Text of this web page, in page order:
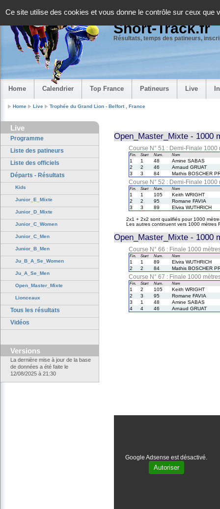
Ce site utilise des cookies et vous donne le contrôle sur ceux que
Short-Track.fr
Résultats, temps des patineurs,
Home Calendrier Top France Patineurs Live
Home Live Trophée du Grand Lion - Belfort , France
Live
Programme
Liste des patineurs
Liste des officiels
Départs - Résultats
Kids
Junior_E_Mixte
Junior_D_Mixte
Junior_C_Women
Junior_C_Men
Junior_B_Men
Ju_B_A_Se_Women
Ju_A_Se_Men
Open_Master_Mixte
Lionceaux
Tous les résultats
Vidéos
Versions
La dernière mise à jour de la base
de données a été faite le
12/08/2025 à 21:30
Open_Master_Mixte - 1000
Course N° 51 : Demi-Finale
Fin. Start Num. Nom
1 1 48
Amine SABAS
2
2 46
Arnaud GRUAT
3
3 84 Mathis BOSCHER
Course N° 52 : Demi-Finale
Fin. Start Num. Nom
1 1 105
Keith WRIGHT
2
2 95
Romane FAVIA
3
3 89 Elvira WUTHRICH
2x1 + 2x2 sont qualifiés pour 1000
Les autres continuent vers 1000 mètres
Open_Master_Mixte - 1000
Course N° 66 : Finale 1000
Fin. Start Num. Nom
1 1 89
Elvira WUTHRICH
2
2 84 Mathis BOSCHER
Course N° 67 : Finale 1000
Fin. Start Num. Nom
1 2 105
Keith WRIGHT
2
3 95
Romane FAVIA
3
1 48
Amine SABAS
4
4 46 Arnaud GRUAT
Google Adsense est désactivé.
Autoriser